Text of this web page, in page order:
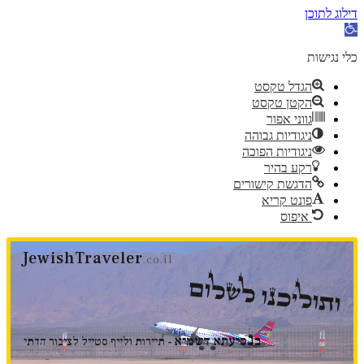
דילוג לתוכן
פתח
נגישות
כלי נגישות
הגדל טקסט
הקטן טקסט
גווני אפור
ניגודיות גבוהה
ניגודיות הפוכה
רקע בהיר
הדגשת קישורים
פונט קריא
איפוס
דלג
JewishTraveler.co.il
ותוליכנו לשלום
בנסיעתא דשמיא- תיירות ולייף סטייל לציבור הדתי